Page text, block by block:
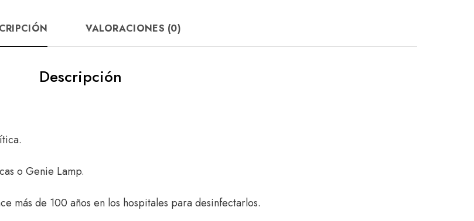
VALORACIONES (0)
Descripción
o Genie Lamp.
más de 100 años en los hospitales para desinfectarlos.